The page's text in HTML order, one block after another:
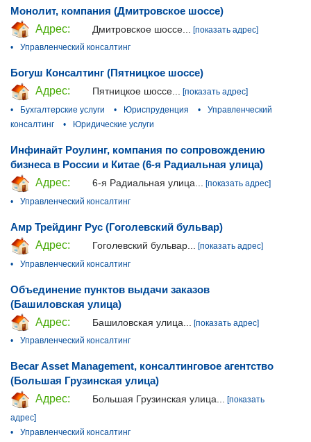
Монолит, компания (Дмитровское шоссе)
Адрес:
Дмитровское шоссе...
[показать адрес]
•
Управленческий консалтинг
Богуш Консалтинг (Пятницкое шоссе)
Адрес:
Пятницкое шоссе... [показать адрес]
•
Бухгалтерские услуги • Юриспруденция •
Управленческий
консалтинг
• Юридические услуги
Инфинайт Роулинг, компания по сопровождению
бизнеса в России и Китае (6-я Радиальная улица)
Адрес:
6-я Радиальная улица...
[показать адрес]
•
Управленческий консалтинг
Амр Трейдинг Рус (Гоголевский бульвар)
Адрес:
Гоголевский бульвар...
[показать адрес]
•
Управленческий консалтинг
Объединение пунктов выдачи заказов
(Башиловская улица)
Адрес:
Башиловская улица...
[показать адрес]
•
Управленческий консалтинг
Becar Asset Management, консалтинговое агентство
(Большая Грузинская улица)
Адрес:
Большая Грузинская улица... [показать
адрес]
•
Управленческий консалтинг